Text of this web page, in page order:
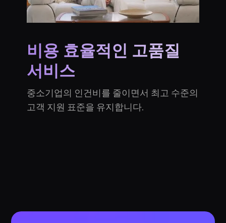
비용 효율적인 고품질
서비스
중소기업의 인건비를 줄이면서 최고 수준의
고객 지원 표준을 유지합니다.